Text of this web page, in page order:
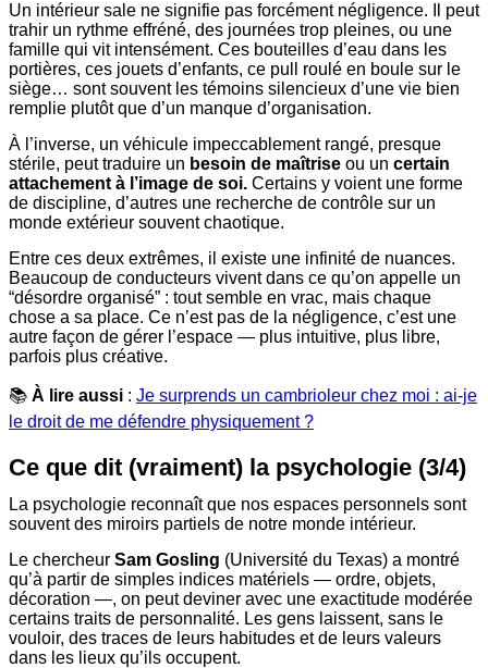
Un intérieur sale ne signifie pas forcément négligence. Il peut
trahir un rythme effréné, des journées trop pleines, ou une
famille qui vit intensément. Ces bouteilles d’eau dans les
portières, ces jouets d’enfants, ce pull roulé en boule sur le
siège… sont souvent les témoins silencieux d’une vie bien
remplie plutôt que d’un manque d’organisation.
À l’inverse, un véhicule impeccablement rangé, presque
stérile, peut traduire un besoin de maîtrise ou un certain
attachement à l’image de soi. Certains y voient une forme
de discipline, d’autres une recherche de contrôle sur un
monde extérieur souvent chaotique.
Entre ces deux extrêmes, il existe une infinité de nuances.
Beaucoup de conducteurs vivent dans ce qu’on appelle un
“désordre organisé” : tout semble en vrac, mais chaque
chose a sa place. Ce n’est pas de la négligence, c’est une
autre façon de gérer l’espace — plus intuitive, plus libre,
parfois plus créative.
📚 À lire aussi : Je surprends un cambrioleur chez moi : ai-je
le droit de me défendre physiquement ?
Ce que dit (vraiment) la psychologie (3/4)
La psychologie reconnaît que nos espaces personnels sont
souvent des miroirs partiels de notre monde intérieur.
Le chercheur Sam Gosling (Université du Texas) a montré
qu’à partir de simples indices matériels — ordre, objets,
décoration —, on peut deviner avec une exactitude modérée
certains traits de personnalité. Les gens laissent, sans le
vouloir, des traces de leurs habitudes et de leurs valeurs
dans les lieux qu’ils occupent.